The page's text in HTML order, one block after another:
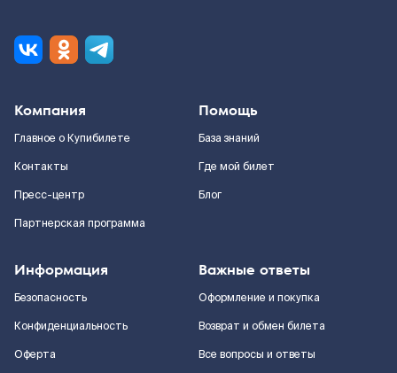
Компания
Главное о Купибилете
Контакты
Пресс-центр
Партнерская программа
Помощь
База знаний
Где мой билет
Блог
Информация
Безопасность
Конфиденциальность
Оферта
Важные ответы
Оформление и покупка
Возврат и обмен билета
Все вопросы и ответы